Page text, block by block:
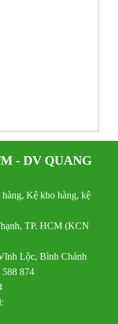
- DV QUANG
Kệ kho hàng, kệ
TP. HCM (KCN
Lộc, Bình Chánh
588 874